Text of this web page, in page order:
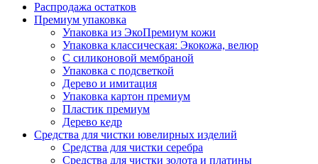
Распродажа остатков
Премиум упаковка
Упаковка из ЭкоПремиум кожи
Упаковка классическая: Экокожа, велюр
С силиконовой мембраной
Упаковка с подсветкой
Дерево и имитация
Упаковка картон премиум
Пластик премиум
Дерево кедр
Средства для чистки ювелирных изделий
Средства для чистки серебра
Средства для чистки золота и платины